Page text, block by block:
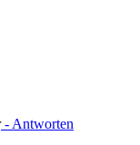
- Antworten